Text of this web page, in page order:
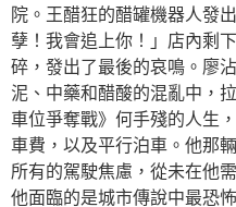
院。王醋狂的醋罐機器人發
孽！我會追上你！」店內剩
碎，發出了最後的哀鳴。廖
泥、中藥和醋酸的混亂中，
車位爭奪戰》何手殘的人生
車費，以及平行泊車。他那
所有的駕駛焦慮，從未在他
他面臨的是城市傳說中最恐